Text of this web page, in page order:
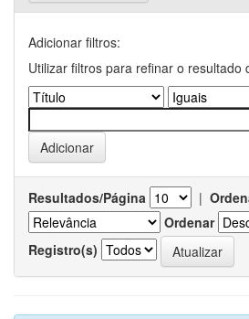
Adicionar filtros:
Utilizar filtros para refinar o resultado
Resultados/Página |
Ordenar
Registro(s)